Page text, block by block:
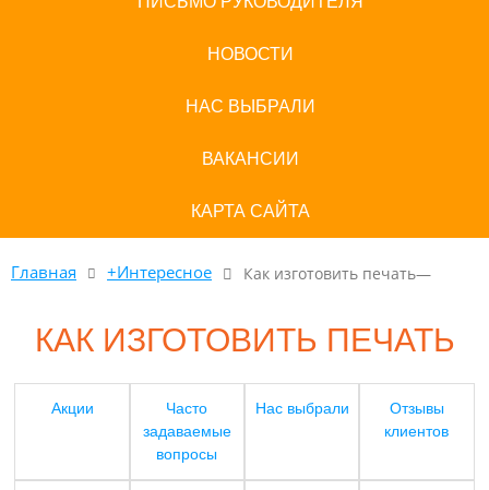
НОВОСТИ
НАС ВЫБРАЛИ
ВАКАНСИИ
КАРТА САЙТА
Главная +Интересное Как изготовить печать—
КАК ИЗГОТОВИТЬ ПЕЧАТЬ
Акции
Часто
задаваемые
вопросы
Нас выбрали
Отзывы
клиентов